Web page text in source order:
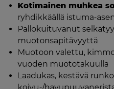
Kotimainen muhkea
ryhdikkäällä istuma-
Pallokuituvanut
muotonsapitävyyttä
Muotoon valettu,
vuoden muototakuulla
Laadukas, kestävä runko